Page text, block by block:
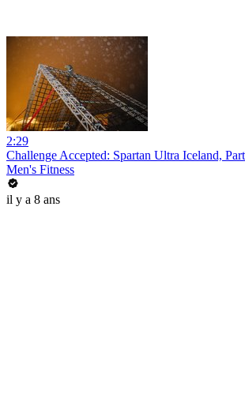
2:29
Challenge Accepted: Spartan Ultra Iceland,
Men's Fitness
il y a 8 ans